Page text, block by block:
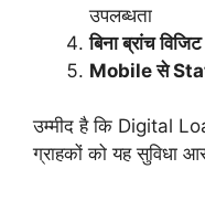
उपलब्धता
बिना ब्रांच विजिट
Mobile से
उम्मीद है कि Digital
ग्राहकों को यह सुविधा